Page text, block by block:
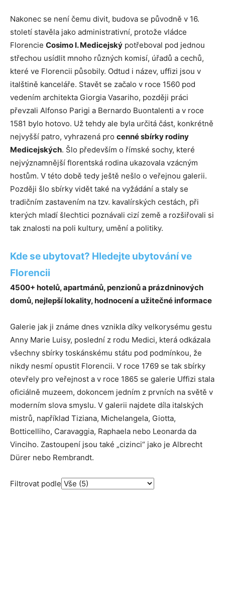
Nakonec se není čemu divit, budova se původně v 16.
století stavěla jako administrativní, protože vládce
Florencie Cosimo I. Medicejský potřeboval pod jednou
střechou usídlit mnoho různých komisí, úřadů a cechů,
které ve Florencii působily. Odtud i název, uffizi jsou v
italštině kanceláře. Stavět se začalo v roce 1560 pod
vedením architekta Giorgia Vasariho, později práci
převzali Alfonso Parigi a Bernardo Buontalenti a v roce
1581 bylo hotovo. Už tehdy ale byla určitá část, konkrétně
nejvyšší patro, vyhrazená pro cenné sbírky rodiny
Medicejských. Šlo především o římské sochy, které
nejvýznamnější florentská rodina ukazovala vzácným
hostům. V této době tedy ještě nešlo o veřejnou galerii.
Později šlo sbírky vidět také na vyžádání a staly se
tradičním zastavením na tzv. kavalírských cestách, při
kterých mladí šlechtici poznávali cizí země a rozšiřovali si
tak znalosti na poli kultury, umění a politiky.
Kde se ubytovat? Hledejte ubytování ve
Florencii
4500+ hotelů, apartmánů, penzionů a prázdninových
domů, nejlepší lokality, hodnocení a užitečné informace
Galerie jak ji známe dnes vznikla díky velkorysému gestu
Anny Marie Luisy, poslední z rodu Medici, která odkázala
všechny sbírky toskánskému státu pod podmínkou, že
nikdy nesmí opustit Florencii. V roce 1769 se tak sbírky
otevřely pro veřejnost a v roce 1865 se galerie Uffizi stala
oficiálně muzeem, dokoncem jedním z prvních na světě v
moderním slova smyslu. V galerii najdete díla italských
mistrů, například Tiziana, Michelangela, Giotta,
Botticelliho, Caravaggia, Raphaela nebo Leonarda da
Vinciho. Zastoupení jsou také „cizinci“ jako je Albrecht
Dürer nebo Rembrandt.
Filtrovat podle